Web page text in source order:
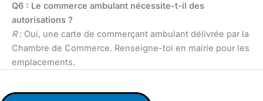
Q6 : Le commerce ambulant nécessite-t-il des
autorisations ?
R: Oui, une carte de commerçant ambulant délivrée par la
Chambre de Commerce. Renseigne-toi en mairie pour les
emplacements.